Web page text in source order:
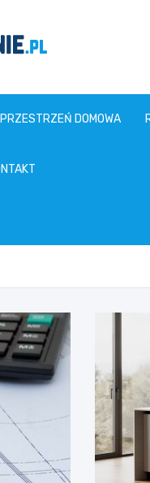
PRZESTRZEŃ DOMOWA